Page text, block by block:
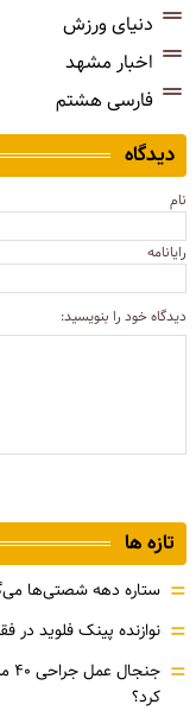
دنیای ورزش
اخبار مشهد
فارسی هشتم
دیدگاه
نام
رایانامه
دیدگاه خود را بنویسید:
تازه ها
= ستاره دهه شصتی‌ها
= نوازنده پینک فلوید
=
کرد؟